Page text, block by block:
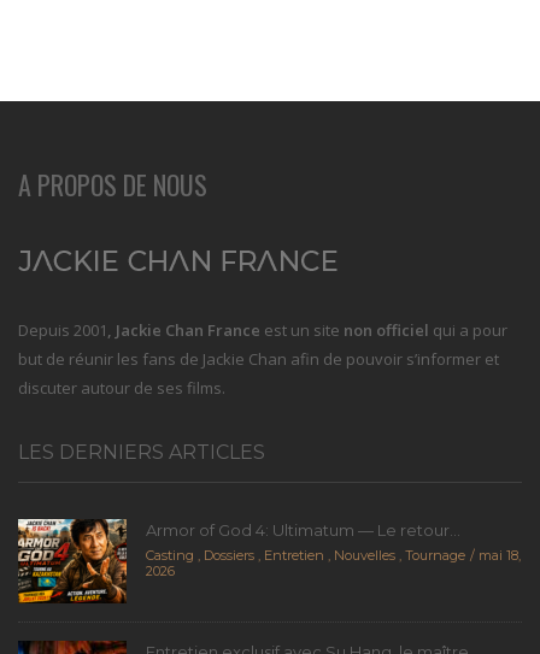
A PROPOS DE NOUS
Depuis 2001 , Jackie Chan France est un site non officiel qui a pour
but de réunir les fans de Jackie Chan afin de pouvoir s’informer et
discuter autour de ses films.
LES DERNIERS ARTICLES
Armor of God 4: Ultimatum — Le retour...
Casting Dossiers Entretien Nouvelles Tournage
mai 18,
2026